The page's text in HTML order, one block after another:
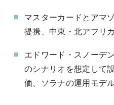
マスターカードとアマ
提携、中東・北アフリ
エドワード・スノーデ
のシナリオを想定して
価、ソラナの運用モデ